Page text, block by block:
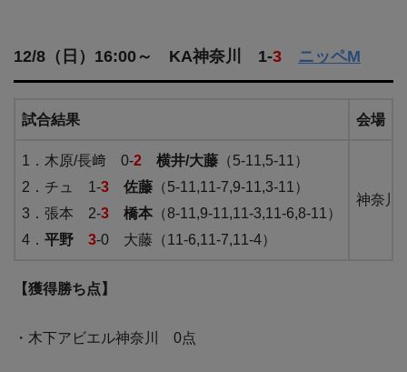
12/8（日）16:00～ KA神奈川 1-3 ニッペM
試合結果 会場
1．木原/長﨑 0-2 横井/大藤 （5-11,5-11）
2．チュ 1-3 佐藤 （5-11,11-7,9-11,3-11）
3．張本 2-3 橋本 （8-11,9-11,11-3,11-6,8-11）
4． 平野 3-0 大藤（11-6,11-7,11-4）
神奈川
【獲得勝ち点】
・木下アビエル神奈川 0点